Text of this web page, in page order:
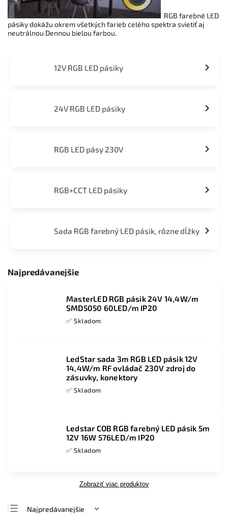
RGB farebné LED
pásiky dokážu okrem všetkých farieb celého spektra svietiť aj
neutrálnou Dennou bielou farbou.
12V RGB LED pásiky
24V RGB LED pásiky
RGB LED pásy 230V
RGB+CCT LED pásiky
Sada RGB farebný LED pásik, rôzne dĺžky
Najpredávanejšie
MasterLED RGB pásik 24V 14,4W/m
SMD5050 60LED/m IP20
✅ Skladom
LedStar sada 3m RGB LED pásik 12V
14,4W/m RF ovládač 230V zdroj do
zásuvky, konektory
✅ Skladom
Ledstar COB RGB farebný LED pásik 5m
12V 16W 576LED/m IP20
✅ Skladom
Zobraziť viac produktov
Najpredávanejšie